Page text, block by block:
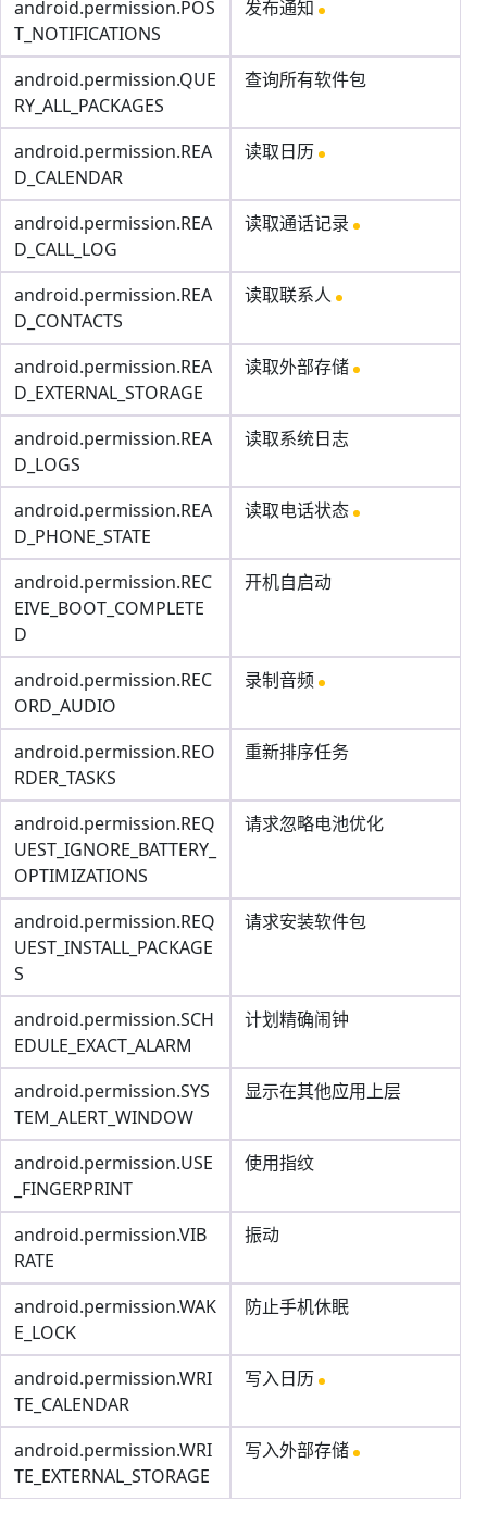
android.permission.POS
T_NOTIFICATIONS
发布通知
android.permission.QUE
RY_ALL_PACKAGES
查询所有软件包
android.permission.REA
D_CALENDAR
读取日历
android.permission.REA
D_CALL_LOG
读取通话记录
android.permission.REA
D_CONTACTS
读取联系人
android.permission.REA
D_EXTERNAL_STORAGE
读取外部存储
android.permission.REA
D_LOGS
读取系统日志
android.permission.REA
D_PHONE_STATE
读取电话状态
android.permission.REC
EIVE_BOOT_COMPLETE
D
开机自启动
android.permission.REC
ORD_AUDIO
录制音频
android.permission.REO
RDER_TASKS
重新排序任务
android.permission.REQ
UEST_IGNORE_BATTERY_
OPTIMIZATIONS
请求忽略电池优化
android.permission.REQ
UEST_INSTALL_PACKAGE
S
请求安装软件包
android.permission.SCH
EDULE_EXACT_ALARM
计划精确闹钟
android.permission.SYS
TEM_ALERT_WINDOW
显示在其他应用上层
android.permission.USE
_FINGERPRINT
使用指纹
android.permission.VIB
RATE
振动
android.permission.WAK
E_LOCK
防止手机休眠
android.permission.WRI
TE_CALENDAR
写入日历
android.permission.WRI
TE_EXTERNAL_STORAGE
写入外部存储